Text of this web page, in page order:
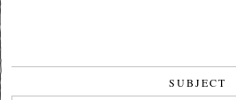
SUBJECT